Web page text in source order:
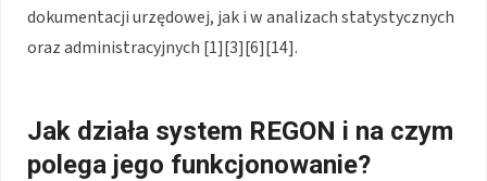
dokumentacji urzędowej, jak i w analizach statystycznych
oraz administracyjnych [1][3][6][14].
Jak działa system REGON i na czym
polega jego funkcjonowanie?